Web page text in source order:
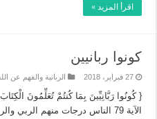
اقرأ المزيد »
كونوا ربانيين
27 فبراير، 2018 الربانية والفهم عن
{ كُونُوا رَبَّانِيِّينَ بِمَا كُنتُمْ تُعَلِّمُونَ
الآية 79 الناس درجات منهم